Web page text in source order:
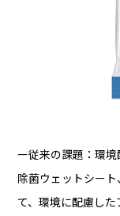
ー従来の課題：環
除菌ウェットシー
て、環境に配慮し